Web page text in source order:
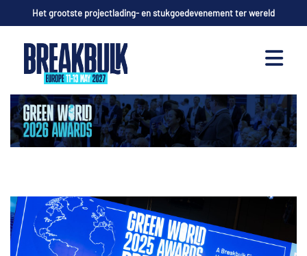
Het grootste projectlading- en stukgoedevenement ter wereld